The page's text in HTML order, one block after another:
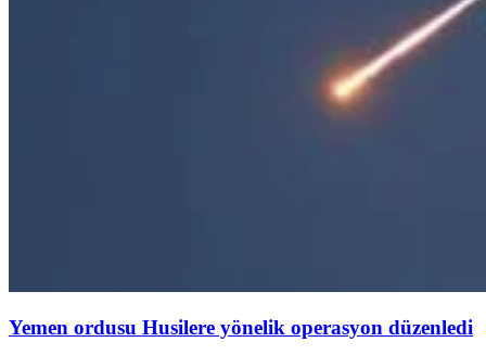
Yemen ordusu Husilere yönelik operasyon düzenledi